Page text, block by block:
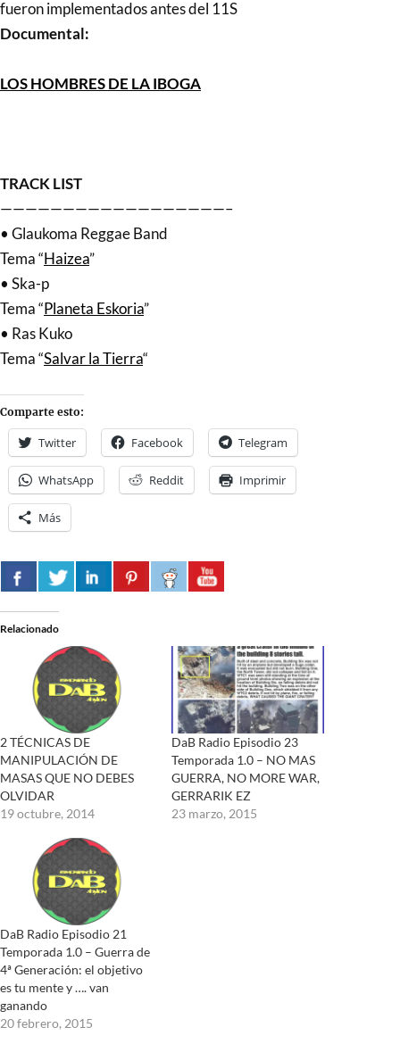
fueron implementados antes del 11S
Documental:
LOS HOMBRES DE LA IBOGA
TRACK LIST
——————————————————–
• Glaukoma Reggae Band
Tema “Haizea”
• Ska-p
Tema “Planeta Eskoria”
• Ras Kuko
Tema “Salvar la Tierra“
Comparte esto:
Twitter Facebook Telegram
WhatsApp Reddit Imprimir
Más
Relacionado
2 TÉCNICAS DE
MANIPULACIÓN DE
MASAS QUE NO DEBES
OLVIDAR
19 octubre, 2014
DaB Radio Episodio 23
Temporada 1.0 – NO MAS
GUERRA, NO MORE WAR,
GERRARIK EZ
23 marzo, 2015
DaB Radio Episodio 21
Temporada 1.0 – Guerra de
4ª Generación: el objetivo
es tu mente y …. van
ganando
20 febrero, 2015